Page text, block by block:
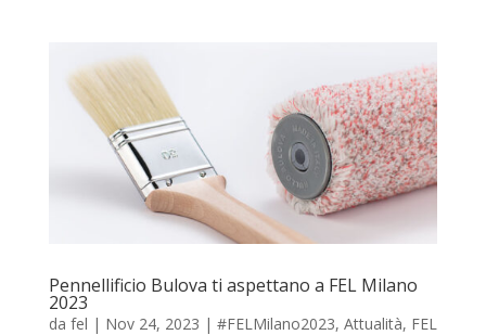
Pennellificio Bulova ti aspettano a FEL Milano
2023
da fel | Nov 24, 2023 | #FELMilano2023, Attualità, FEL